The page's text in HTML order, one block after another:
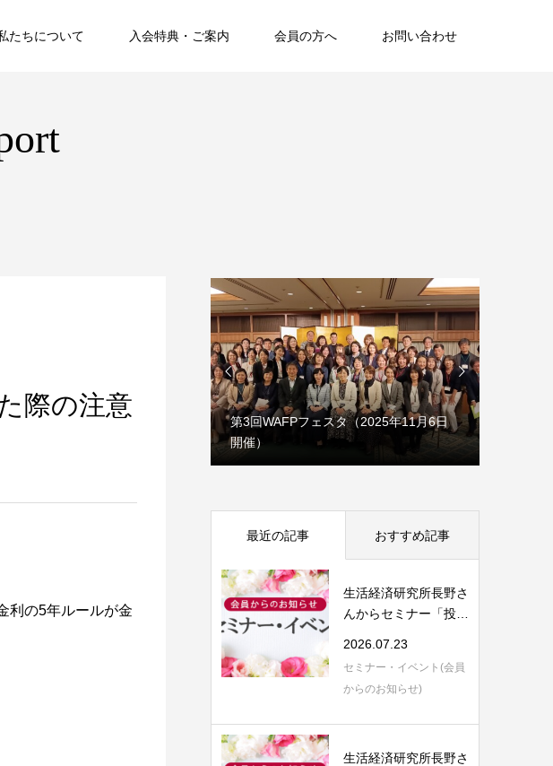
たちについて 入会特典・ご案内 会員の方へ お問い合わせ
際の注意
利の5年ルールが金

WAFPフェスタ（2024年11月7日
第3回WAFPフェスタ（2025年11月6日
開催）

最近の記事 おすすめ記事
生活経済研究所長野さ
んからセミナー「投資
2026.07.23
セミナー・イベント(会員
からのお知らせ)
生活経済研究所長野さ